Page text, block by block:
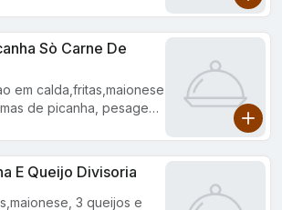
Sò Carne De
em calda,fritas,maionese
de picanha, pesagem
Marmitex Picanha E Queijo Divisoria
3 queijos e